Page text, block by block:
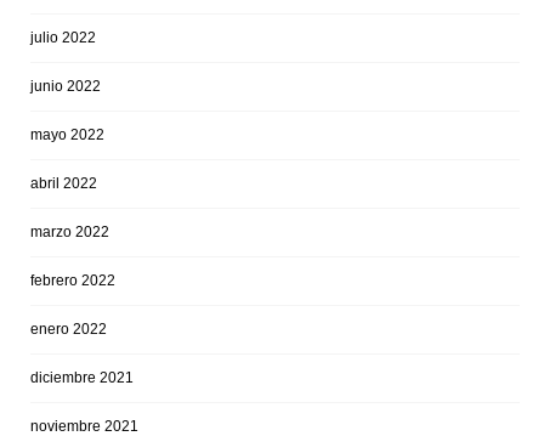
julio 2022
junio 2022
mayo 2022
abril 2022
marzo 2022
febrero 2022
enero 2022
diciembre 2021
noviembre 2021